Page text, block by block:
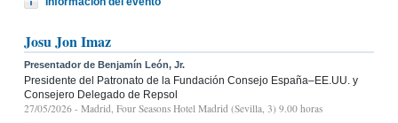
Josu Jon Imaz
Presentador de Benjamín León, Jr.
Presidente del Patronato de la Fundación Consejo España–EE.UU. y
Consejero Delegado de Repsol
27/05/2026 - Madrid, Four Seasons Hotel Madrid (Sevilla, 3) 9.00 horas